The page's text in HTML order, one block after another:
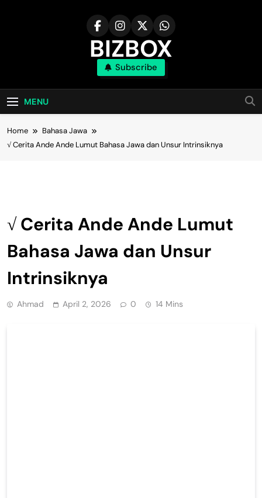
BIZBOX
Bizbox – Media Informasi Terkini
Subscribe
MENU
Home
Bahasa Jawa
√ Cerita Ande Ande Lumut Bahasa Jawa dan Unsur Intrinsiknya
√ Cerita Ande Ande Lumut
Bahasa Jawa dan Unsur
Intrinsiknya
Ahmad April 2, 2026 0 14 Mins